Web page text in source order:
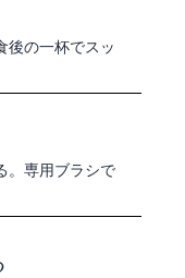
後の一杯でスッ
。専用ブラシで